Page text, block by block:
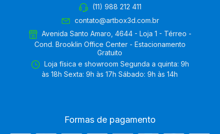
(11) 988 212 411
contato@artbox3d.com.br
Avenida Santo Amaro, 4644 - Loja 1 - Térreo -
Cond. Brooklin Office Center - Estacionamento
Gratuito
Loja física e showroom Segunda a quinta: 9h
às 18h Sexta: 9h às 17h Sábado: 9h às 14h
Formas de pagamento